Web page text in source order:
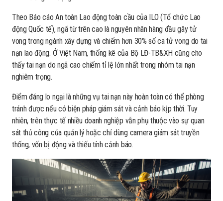
Theo Báo cáo An toàn Lao động toàn cầu của ILO (Tổ chức Lao
động Quốc tế), ngã từ trên cao là nguyên nhân hàng đầu gây tử
vong trong ngành xây dựng và chiếm hơn 30% số ca tử vong do tai
nạn lao động. Ở Việt Nam, thống kê của Bộ LĐ-TB&XH cũng cho
thấy tai nạn do ngã cao chiếm tỉ lệ lớn nhất trong nhóm tai nạn
nghiêm trọng.
Điểm đáng lo ngại là những vụ tai nạn này hoàn toàn có thể phòng
tránh được nếu có biện pháp giám sát và cảnh báo kịp thời. Tuy
nhiên, trên thực tế nhiều doanh nghiệp vẫn phụ thuộc vào sự quan
sát thủ công của quản lý hoặc chỉ dùng camera giám sát truyền
thống, vốn bị động và thiếu tính cảnh báo.